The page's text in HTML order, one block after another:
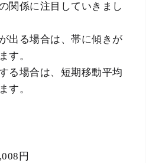
関係に注目していきまし
出る場合は、帯に傾きが
す。
る場合は、短期移動平均
す。
円